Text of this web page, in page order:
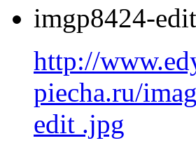
imgp8424-
http://
piecha.ru/
edit .jpg